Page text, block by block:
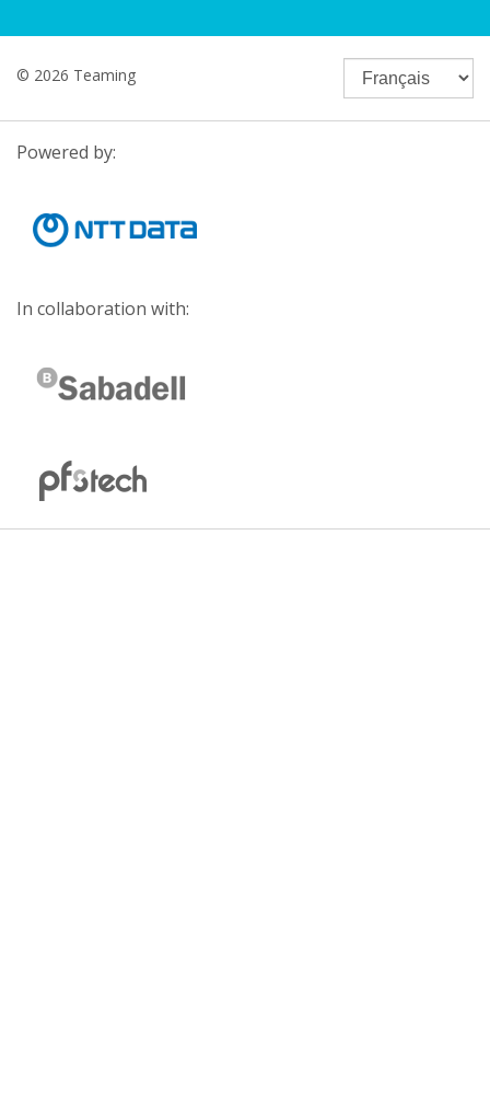
© 2026 Teaming
Powered by:
In collaboration with: